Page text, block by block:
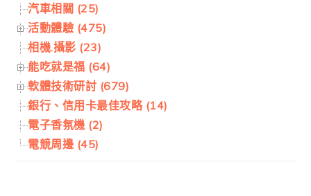
汽車相關 (25)
活動體驗 (475)
相機.攝影 (23)
能吃就是福 (64)
軟體技術研討 (679)
銀行、信用卡最佳攻略 (14)
電子香氛機 (2)
電競周邊 (45)